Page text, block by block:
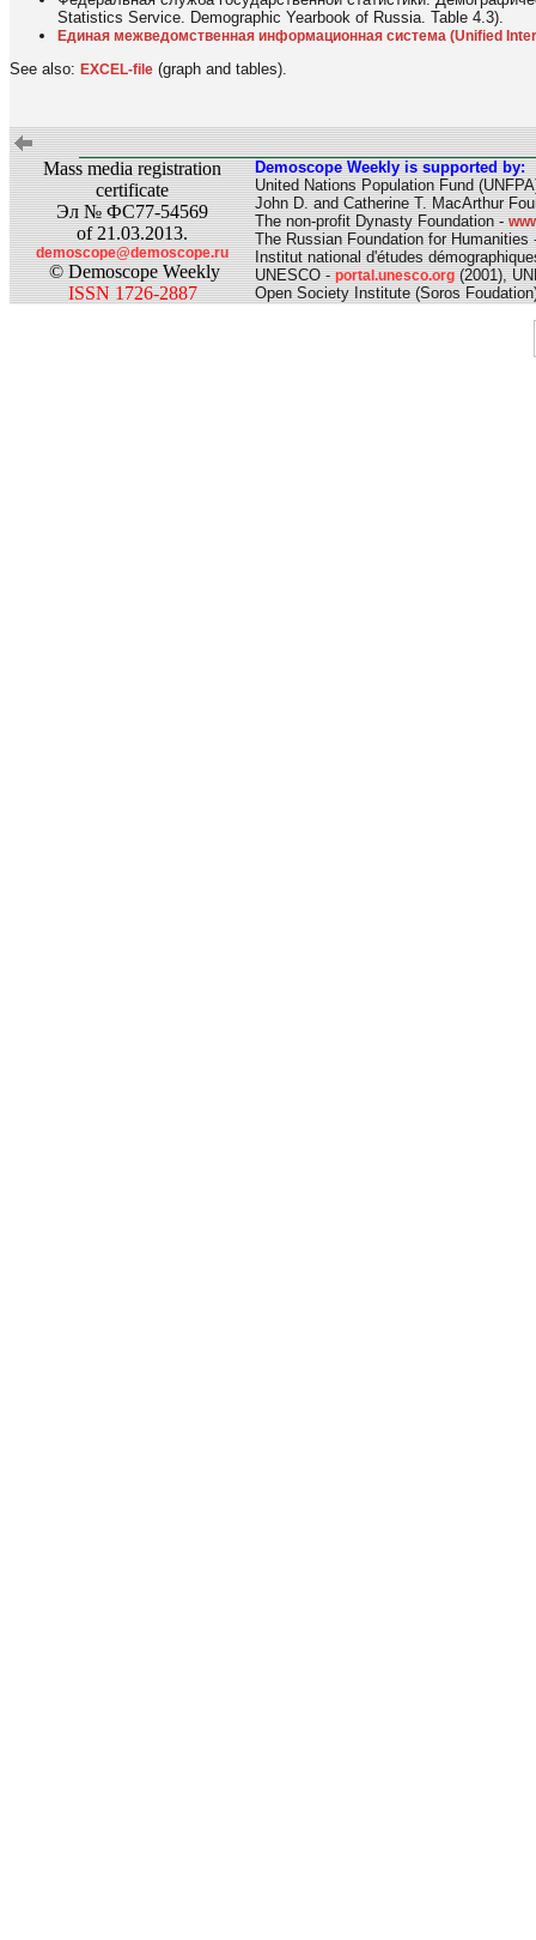
Statistics Service. Demographic Yearbook of Russia. Table 4.3).
Единая межведомственная информационная система (Unified
See also: EXCEL-file (graph and tables).
Mass media registration
certificate
Эл № ФС77-54569
of 21.03.2013.
demoscope@demoscope.ru
© Demoscope Weekly
ISSN 1726-2887
Demoscope Weekly is supported by:
United Nations Population Fund
John D. and Catherine T. MacArthur
The non-profit Dynasty Foundation -
The Russian Foundation for
Institut national d'études
UNESCO -portal.unesco.org(2001),
Open Society Institute (Soros